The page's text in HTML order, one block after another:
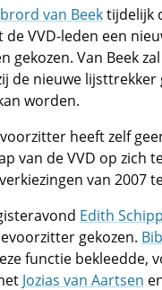
van Beektijdelijk
VVD-leden een
gekozen. Van Beek
de nieuwe lijsttrekker
worden.
heeft zelf
van de VVD op zich
van 2007
Edith
gekozen.
functie bekleedde,
Jozias van Aartsen